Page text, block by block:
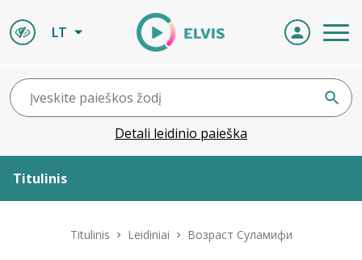
LT
Detali leidinio paieška
Titulinis
Titulinis Leidiniai Возраст Суламифи